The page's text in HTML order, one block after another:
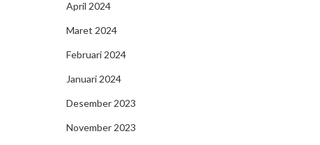
April 2024
Maret 2024
Februari 2024
Januari 2024
Desember 2023
November 2023